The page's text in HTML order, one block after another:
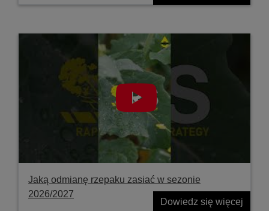
Jaką odmianę rzepaku zasiać w sezonie
2026/2027
Dowiedz się więcej